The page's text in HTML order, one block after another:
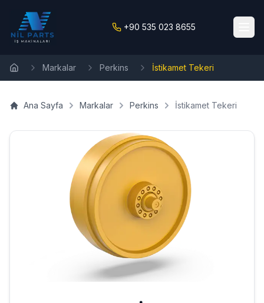
+90 535 023 8655
Markalar Perkins İstikamet Tekeri
Ana Sayfa Markalar Perkins İstikamet Tekeri